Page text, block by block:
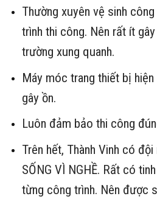
Thường xuyên vệ sinh
trình thi công. Nên rất ít
trường xung quanh.
Máy móc trang thiết bị
gây ồn.
Luôn đảm bảo thi công
Trên hết, Thành Vinh có
SỐNG VÌ NGHỀ. Rất có
từng công trình. Nên được